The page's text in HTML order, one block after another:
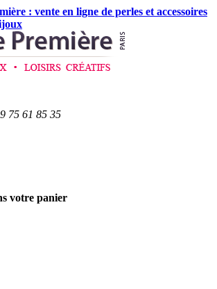
: vente en ligne de perles et accessoires
75 61 85 35
votre panier